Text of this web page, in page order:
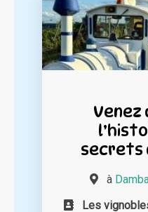
Venez
secrets
à
Les